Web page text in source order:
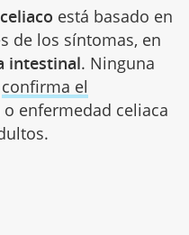
está basado en
de los síntomas, en
intestinal. Ninguna
confirma el
enfermedad celiaca